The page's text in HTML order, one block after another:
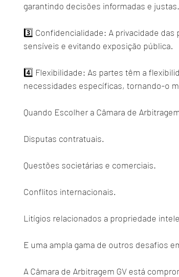
garantindo decisões informadas e justas.
3️⃣ Confidencialidade: A privacidade
sensíveis e evitando exposição pública.
4️⃣ Flexibilidade: As partes têm a
necessidades específicas, tornando-o
Quando Escolher a Câmara de
Disputas contratuais.
Questões societárias e comerciais.
Conflitos internacionais.
Litígios relacionados a propriedade
E uma ampla gama de outros desafios
A Câmara de Arbitragem GV está